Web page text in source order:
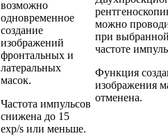
возможно
одновременное
создание
изображений
фронтальных и
латеральных
масок.
Частота импульсов
снижена до 15
exp/s или меньше.
можно
при
частоте
Функция
изображения
отменена.